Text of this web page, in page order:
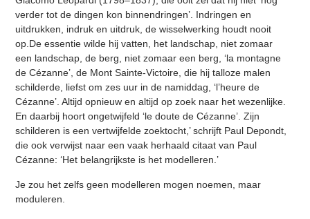
verder tot de dingen kon binnendringen’. Indringen en
uitdrukken, indruk en uitdruk, de wisselwerking houdt nooit
op.De essentie wilde hij vatten, het landschap, niet zomaar
een landschap, de berg, niet zomaar een berg, ‘la montagne
de Cézanne’, de Mont Sainte-Victoire, die hij talloze malen
schilderde, liefst om zes uur in de namiddag, ‘l’heure de
Cézanne’. Altijd opnieuw en altijd op zoek naar het wezenlijke.
En daarbij hoort ongetwijfeld ‘le doute de Cézanne’. Zijn
schilderen is een vertwijfelde zoektocht,’ schrijft Paul Depondt,
die ook verwijst naar een vaak herhaald citaat van Paul
Cézanne: ‘Het belangrijkste is het modelleren.’
Je zou het zelfs geen modelleren mogen noemen, maar
moduleren.